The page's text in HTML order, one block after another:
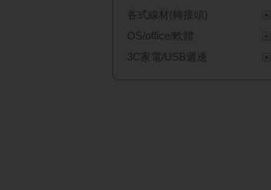
各式線材(轉接頭)
OS/office/軟體
3C家電/USB週邊